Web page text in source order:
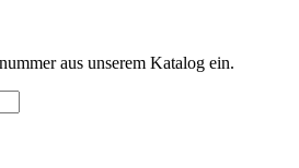
aus unserem Katalog ein.